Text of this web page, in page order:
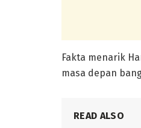
Fakta menarik
masa depan
READ ALSO